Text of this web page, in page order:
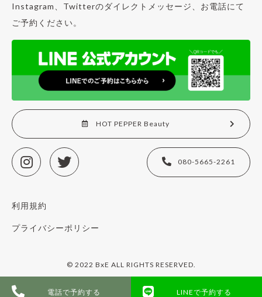
電話で予約する LINEで予約する
Instagram、Twitterのダイレクトメッセージ、お電話にて
ご予約ください。
HOT PEPPER Beauty
080-5665-2261
利用規約
プライバシーポリシー
© 2022 BxE ALL RIGHTS RESERVED.